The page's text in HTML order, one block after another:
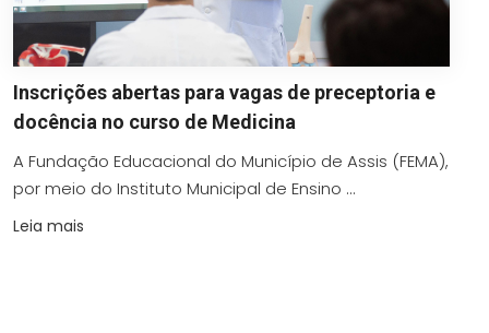
Inscrições abertas para vagas de preceptoria e
docência no curso de Medicina
A Fundação Educacional do Município de Assis (FEMA),
por meio do Instituto Municipal de Ensino ...
Leia mais